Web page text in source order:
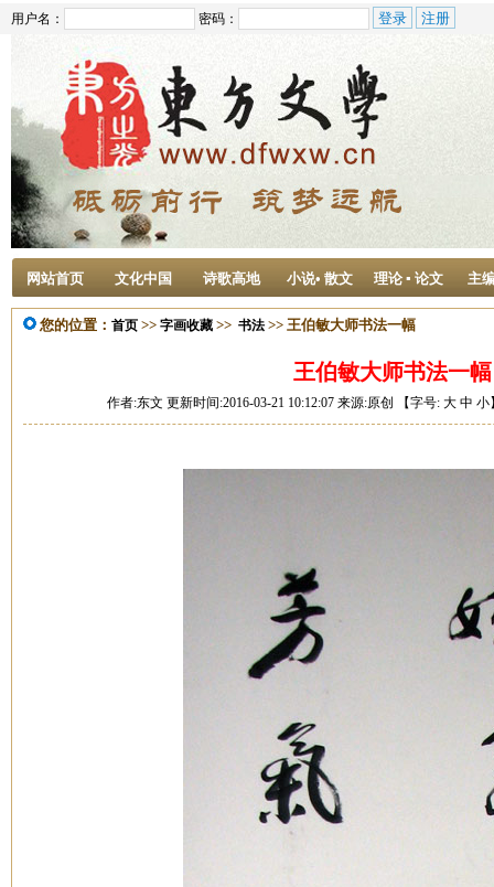
用户名： 密码：
网站首页 文化中国 诗歌高地 小说• 散文 理论 ▪ 论文 主
您的位置： 首页 >> 字画收藏 >> 书法 >> 王伯敏大师书法一幅
王伯敏大师书法一幅
作者:东文 更新时间:2016-03-21 10:12:07 来源:原创 【字号: 大 中 小